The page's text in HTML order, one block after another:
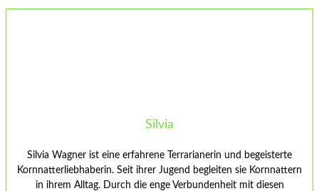
Silvia
Silvia Wagner ist eine erfahrene Terrarianerin und begeisterte
Kornnatterliebhaberin. Seit ihrer Jugend begleiten sie Kornnattern
in ihrem Alltag. Durch die enge Verbundenheit mit diesen